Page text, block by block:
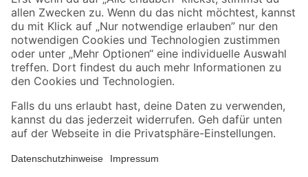
Jetzt die toom-App herunterladen
Alle Preisangaben in EUR inkl. gesetzl. MwSt.. Die dargestellten Angebote sind unter
Umständen nicht in allen Märkten verfügbar. Die angegebenen Verfügbarkeiten beziehen
Produkte nur solange der Vorrat reicht.
*Paketversand ab 59 € versandkostenfrei, gilt nicht für Artikel mit Speditionsversand, hier